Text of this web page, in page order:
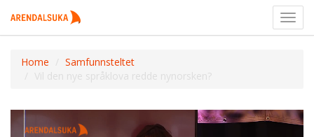
Home
Samfunnsteltet
Vil den nye språklova redde nynorsken?